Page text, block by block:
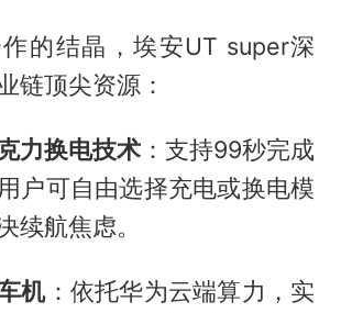
的结晶，埃安UT super深
链顶尖资源：
力换电技术 ：支持99秒完成
户可自由选择充电或换电模
续航焦虑。
机：依托华为云端算力，实